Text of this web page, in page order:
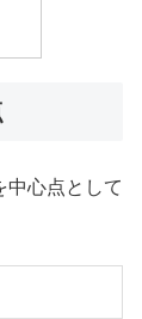
中心点として